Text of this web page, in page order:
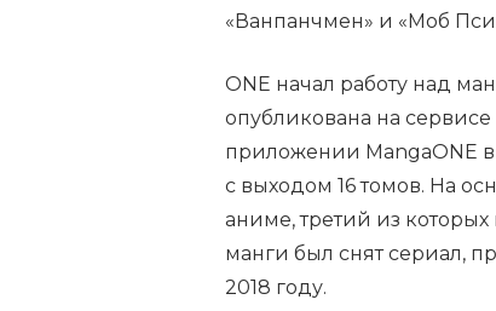
«Ванпанчмен» и «Моб
ONE начал работу над
опубликована на сервисе
приложении MangaONE в
с выходом 16 томов. На
аниме, третий из
манги был снят сериал,
2018 году.